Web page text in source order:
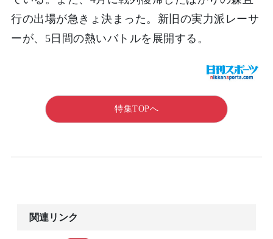
行の出場が急きょ決まった。新旧の実力派レーサ
ーが、5日間の熱いバトルを展開する。
特集TOPへ
関連リンク